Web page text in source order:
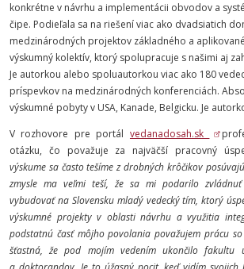
konkrétne v návrhu a implementácii obvodov a
čipe. Podieľala sa na riešení viac ako dvadsiatich
medzinárodných projektov základného a
výskumný kolektív, ktorý spolupracuje s našimi aj
Je autorkou alebo spoluautorkou viac ako 180
príspevkov na medzinárodných konferenciách.
výskumné pobyty v USA, Kanade, Belgicku. Je
V rozhovore pre portál vedanadosah.sk
otázku, čo považuje za najväčší pracovný
výskume sa často tešíme z drobných krôčikov
zmysle ma veľmi teší, že sa mi podarilo
vybudovať na Slovensku mladý vedecký tím, ktorý
výskumné projekty v oblasti návrhu a využitia
podstatnú časť môjho povolania považujem prácu
šťastná, že pod mojím vedením ukončilo fakultu